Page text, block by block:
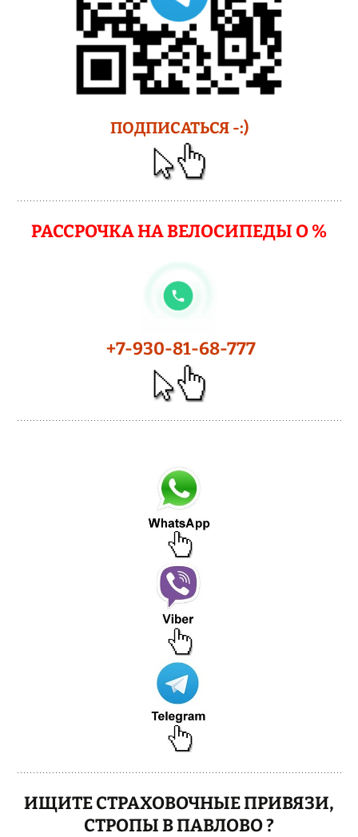
ПОДПИСАТЬСЯ -:)
РАССРОЧКА НА ВЕЛОСИПЕДЫ О %
+7-930-81-68-777
ИЩИТЕ СТРАХОВОЧНЫЕ ПРИВЯЗИ,
СТРОПЫ В ПАВЛОВО ?